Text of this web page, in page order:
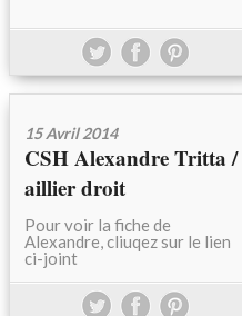
15 Avril 2014
CSH Alexandre Tritta /
aillier droit
Pour voir la fiche de
Alexandre, cliuqez sur le lien
ci-joint